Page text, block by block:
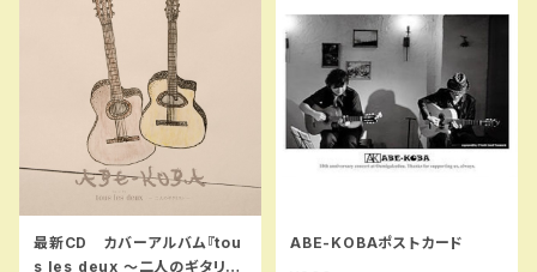
最新CD カバーアルバム『tou
s les deux 〜二人のギタリス
ABE-KOBAポストカード